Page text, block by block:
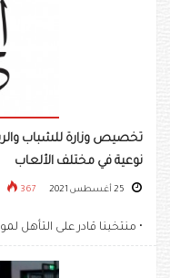
تخصيص وزارة للشباب
نوعية في مختلف الألعاب
367
• منتخبنا قادر على التأهل لمونديال 2022 وعلى